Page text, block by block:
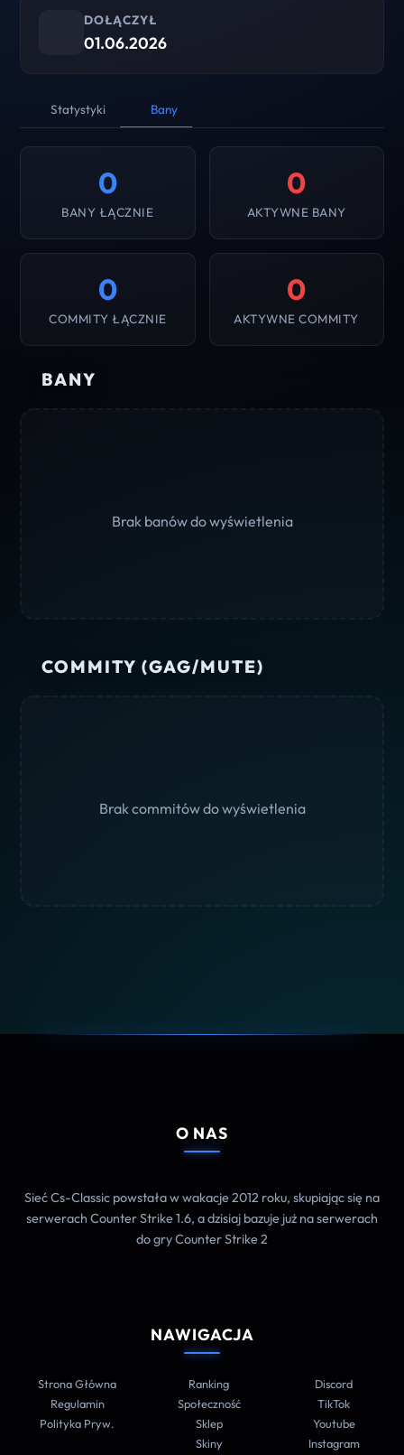
DOŁĄCZYŁ
01.06.2026
Statystyki Bany
0
BANY ŁĄCZNIE
0
AKTYWNE BANY
0
COMMITY ŁĄCZNIE
0
AKTYWNE COMMITY
BANY
Brak banów do wyświetlenia
COMMITY (GAG/MUTE)
Brak commitów do wyświetlenia
O NAS
Sieć Cs-Classic powstała w wakacje 2012 roku, skupiając się na
serwerach Counter Strike 1.6, a dzisiaj bazuje już na serwerach
do gry Counter Strike 2
NAWIGACJA
Strona Główna
Regulamin
Polityka Pryw.
Ranking
Społeczność
Sklep
Skiny
Discord
TikTok
Youtube
Instagram